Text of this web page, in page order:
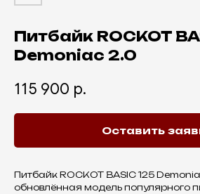
Питбайк ROCKOT
Demoniac 2.0
115 900 р.
Оставить
Питбайк ROCKOT BASIC 125
обновлённая модель популярного